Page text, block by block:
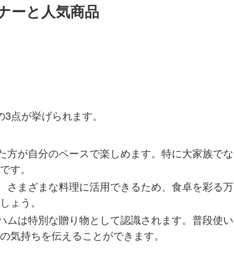
ーと人気商品
点が挙げられます。
が自分のペースで楽しめます。特に大家族でな
す。
まざまな料理に活用できるため、食卓を彩る万
ょう。
は特別な贈り物として認識されます。普段使い
気持ちを伝えることができます。